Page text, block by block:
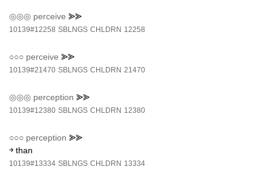
◎◎◎ perceive ⪢⪢
10139#12258 SBLNGS CHLDRN 12258
○○○ perceive ⪢⪢
10139#21470 SBLNGS CHLDRN 21470
◎◎◎ perception ⪢⪢
10139#12380 SBLNGS CHLDRN 12380
○○○ perception ⪢⪢
￫ than
10139#13334 SBLNGS CHLDRN 13334